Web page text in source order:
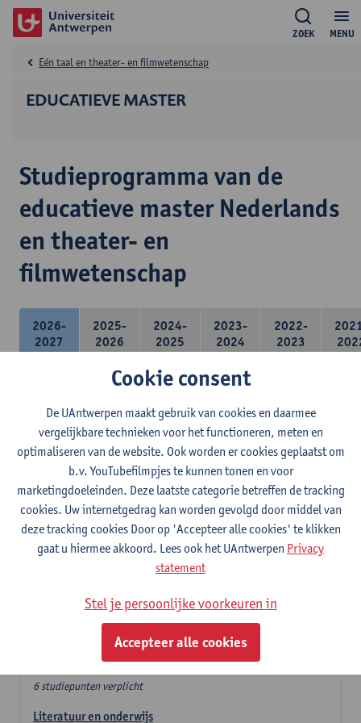
MENU
ZOEK
EDUCATIEVE MASTER
Eén taal en theater- en filmwetenschap
Studieprogramma van de
educatieve master Nederlands
en theater- en
filmwetenschap
2026-
2027
2025-
2026
2024-
2025
2023-
2024
2022-
2023
- Optie A : je kiest twee vakdidactieken
- Optie B: je kiest één vakdidactiek en een profilering
In de domeincomponent neem je 60 studiepunten op:
- 1 verplicht algemeen opleidingsonderdeel van 6 studiepunten,
- 24 of 30 studiepunten Nederlands en telkens minimum 6
studiepunten per deeldomein,
- 24 of 30 studiepunten theater- en filmwetenschap.
Verplicht algemeen opleidingsonderdeel
Deze 6 verplichte studiepunten tellen mee in de
domeincomponent van een van de gekozen talen.
Verplicht algemeen opleidingsonderdeel
6 studiepunten verplicht
Literatuur en onderwijs
Cookie consent
De UAntwerpen maakt gebruik van cookies en daarmee
vergelijkbare technieken voor het functioneren, meten en
optimaliseren van de website. Ook worden er cookies geplaatst om
b.v. YouTubefilmpjes te kunnen tonen en voor
marketingdoeleinden. Deze laatste categorie betreffen de tracking
cookies. Uw internetgedrag kan worden gevolgd door middel van
deze tracking cookies Door op 'Accepteer alle cookies' te klikken
gaat u hiermee akkoord. Lees ook het UAntwerpen Privacy
statement
Stel je persoonlijke voorkeuren in
Accepteer alle cookies